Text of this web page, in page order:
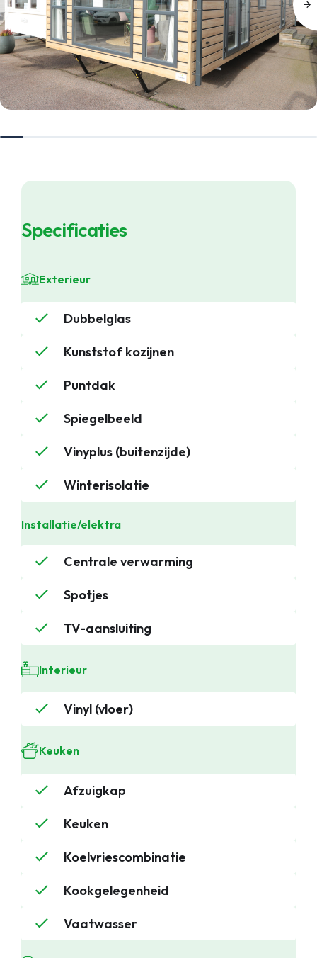
Specificaties
Exterieur
Dubbelglas
Kunststof kozijnen
Puntdak
Spiegelbeeld
Vinyplus (buitenzijde)
Winterisolatie
Installatie/elektra
Centrale verwarming
Spotjes
TV-aansluiting
Interieur
Vinyl (vloer)
Keuken
Afzuigkap
Keuken
Koelvriescombinatie
Kookgelegenheid
Vaatwasser